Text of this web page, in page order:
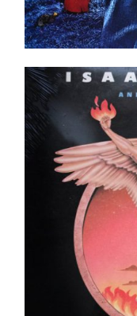
Isaac
Ajouter au panier